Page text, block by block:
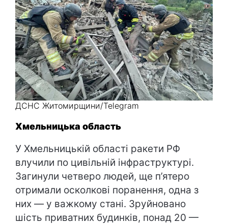
ДСНС Житомирщини/Telegram
Хмельницька область
У Хмельницькій області ракети РФ
влучили по цивільній інфраструктурі.
Загинули четверо людей, ще п’ятеро
отримали осколкові поранення, одна з
них — у важкому стані. Зруйновано
шість приватних будинків, понад 20 —